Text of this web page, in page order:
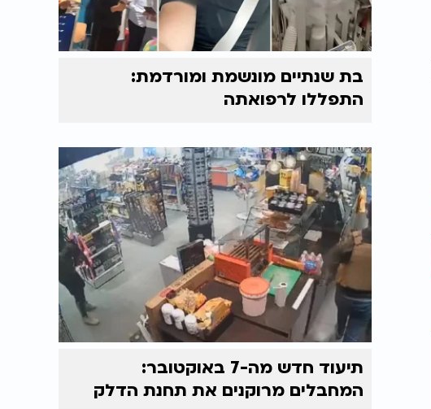
בת שנתיים מונשמת ומורדמת:
התפללו לרפואתה
תיעוד חדש מה-7 באוקטובר:
המחבלים מרוקנים את תחנת הדלק